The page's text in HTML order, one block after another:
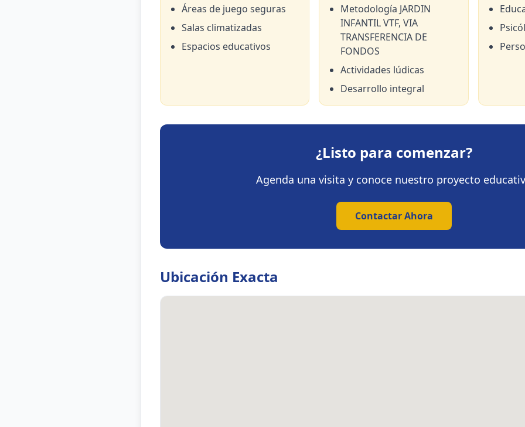
Áreas de juego seguras
Salas climatizadas
Espacios educativos
Metodología JARDIN
INFANTIL VTF, VIA
TRANSFERENCIA DE
FONDOS
Actividades lúdicas
Desarrollo integral
¿Listo para comenzar?
Agenda una visita y conoce nuestro proyecto
Contactar Ahora
Ubicación Exacta